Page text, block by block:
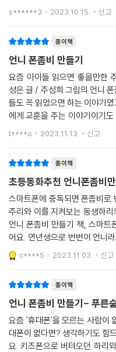
와 랜선 아빠를 재미 있어해서
s******3 2023.10.15. 신고
종이책
언니 폰좀비 만들기
요즘 아이들 읽으면 좋을만한 주제의 동화! 푸른숲
성은 글 / 주성희 그림의 언니 폰좀비 만들기 인데요 제가 읽어보고 아이
들도 꼭 읽었으면 하는 이야기였고 특히나 미디어 시대를 살아가는
에게 교훈을 주는 이야기이기도 했어요 표지부터 눈을 사로잡고 중간 중
t****o 2023.11.13. 신고
종이책
초등동화추천 언니폰좀비
스마트폰에 중독되면 폰좀비로
주리와 이를 지켜보는 동생하
언니 폰좀비 만들기 책, 스마트
어요. 연년생으로 번번이 언니
스마트폰까지 언니가 먼저 받으
폰에서 인공지능
c****5 2023.11.03. 신고
종이책
언니 폰좀비 만들기- 푸른
요즘 '휴대폰'을 모르는 사람이 없죠. 참 귀한 애증의 물건이고요...
대폰이 없다면? 생각하기도 힘
요. 키즈폰으로 버텨오던 하리와 주리 자매의 이야기. 지금부터 만나볼게